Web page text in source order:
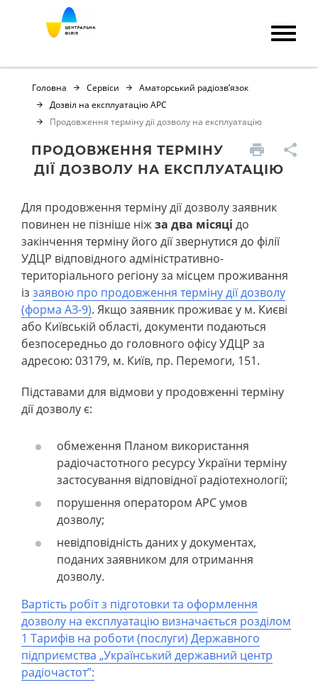
Головна Сервіси
Аматорський радіозв’язок
Дозвіл на експлуатацію АРС
Продовження терміну дії дозволу на експлуатацію
ПРОДОВЖЕННЯ ТЕРМІНУ
ДІЇ ДОЗВОЛУ НА ЕКСПЛУАТАЦІЮ
Для продовження терміну дії дозволу заявник
повинен не пізніше ніжза два місяці до
закінчення терміну його дії звернутися до філії
УДЦР відповідного адміністративно-
територіального регіону за місцем проживання
із заявою про продовження терміну дії дозволу
(форма АЗ-9). Якщо заявник проживає у м. Києві
або Київській області, документи подаються
безпосередньо до головного офісу УДЦР за
адресою: 03179, м. Київ, пр. Перемоги, 151.
Підставами для відмови у продовженні терміну
дії дозволу є:
обмеження Планом використання
радіочастотного ресурсу України терміну
застосування відповідної радіотехнології;
порушення оператором АРС умов
дозволу;
невідповідність даних у документах,
поданих заявником для отримання
дозволу.
Вартість робіт з підготовки та оформлення
дозволу на експлуатацію визначається розділом
1 Тарифів на роботи (послуги) Державного
підприємства „Український державний центр
радіочастот”: